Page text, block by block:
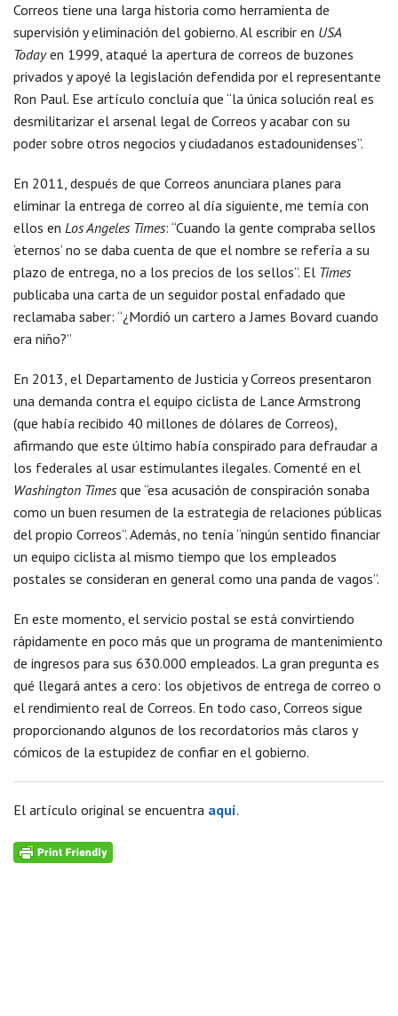
Correos tiene una larga historia como herramienta de
supervisión y eliminación del gobierno. Al escribir en USA
Todayen 1999, ataqué la apertura de correos de buzones
privados y apoyé la legislación defendida por el representante
Ron Paul. Ese artículo concluía que “la única solución real es
desmilitarizar el arsenal legal de Correos y acabar con su
poder sobre otros negocios y ciudadanos estadounidenses”.
En 2011, después de que Correos anunciara planes para
eliminar la entrega de correo al día siguiente, me temía con
ellos en Los Angeles Times: “Cuando la gente compraba sellos
‘eternos’ no se daba cuenta de que el nombre se refería a su
plazo de entrega, no a los precios de los sellos”. El Times
publicaba una carta de un seguidor postal enfadado que
reclamaba saber: “¿Mordió un cartero a James Bovard cuando
era niño?”
En 2013, el Departamento de Justicia y Correos presentaron
una demanda contra el equipo ciclista de Lance Armstrong
(que había recibido 40 millones de dólares de Correos),
afirmando que este último había conspirado para defraudar a
los federales al usar estimulantes ilegales. Comenté en el
Washington Times que “esa acusación de conspiración sonaba
como un buen resumen de la estrategia de relaciones públicas
del propio Correos”. Además, no tenía “ningún sentido financiar
un equipo ciclista al mismo tiempo que los empleados
postales se consideran en general como una panda de vagos”.
En este momento, el servicio postal se está convirtiendo
rápidamente en poco más que un programa de mantenimiento
de ingresos para sus 630.000 empleados. La gran pregunta es
qué llegará antes a cero: los objetivos de entrega de correo o
el rendimiento real de Correos. En todo caso, Correos sigue
proporcionando algunos de los recordatorios más claros y
cómicos de la estupidez de confiar en el gobierno.
El artículo original se encuentra aquí.